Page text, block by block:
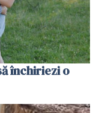
închiriezi o